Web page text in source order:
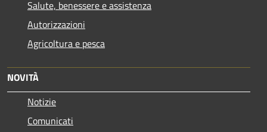
Salute, benessere e assistenza
Autorizzazioni
Agricoltura e pesca
NOVITÀ
Notizie
Comunicati